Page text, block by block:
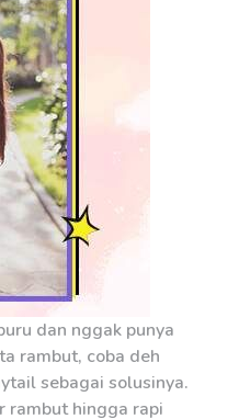
dan nggak punya
rambut, coba deh
sebagai solusinya.
rambut hingga rapi